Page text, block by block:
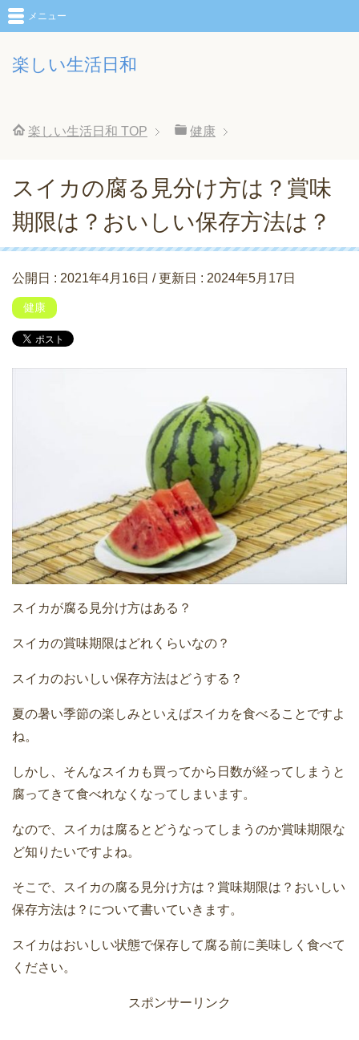
楽しい生活日和
メニュー
楽しい生活日和 TOP 健康
スイカの腐る見分け方は？賞味
期限は？おいしい保存方法は？
公開日 : 2021年4月16日 / 更新日 : 2024年5月17日
健康
スイカが腐る見分け方はある？
スイカの賞味期限はどれくらいなの？
スイカのおいしい保存方法はどうする？
夏の暑い季節の楽しみといえばスイカを食べることですよ
ね。
しかし、そんなスイカも買ってから日数が経ってしまうと
腐ってきて食べれなくなってしまいます。
なので、スイカは腐るとどうなってしまうのか賞味期限な
ど知りたいですよね。
そこで、スイカの腐る見分け方は？賞味期限は？おいしい
保存方法は？について書いていきます。
スイカはおいしい状態で保存して腐る前に美味しく食べて
ください。
スポンサーリンク